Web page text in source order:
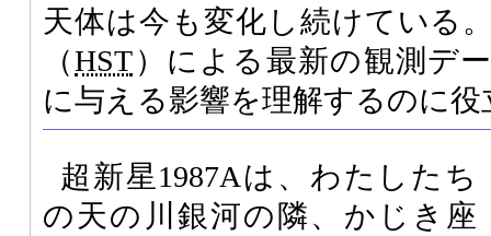
天体は今も変化し続けている
（HST）による最新の観測デ
に与える影響を理解するのに
超新星1987Aは、わたしたち
の天の川銀河の隣、かじき座